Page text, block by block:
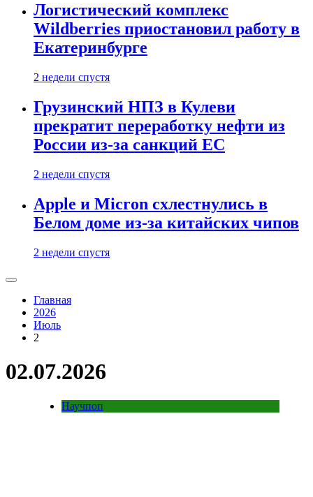
Логистический комплекс
Wildberries приостановил работу в
Екатеринбурге
2 недели спустя
Грузинский НПЗ в Кулеви
прекратит переработку нефти из
России из-за санкций ЕС
2 недели спустя
Apple и Micron схлестнулись в
Белом доме из-за китайских чипов
2 недели спустя
Главная
2026
Июль
2
02.07.2026
Научпоп